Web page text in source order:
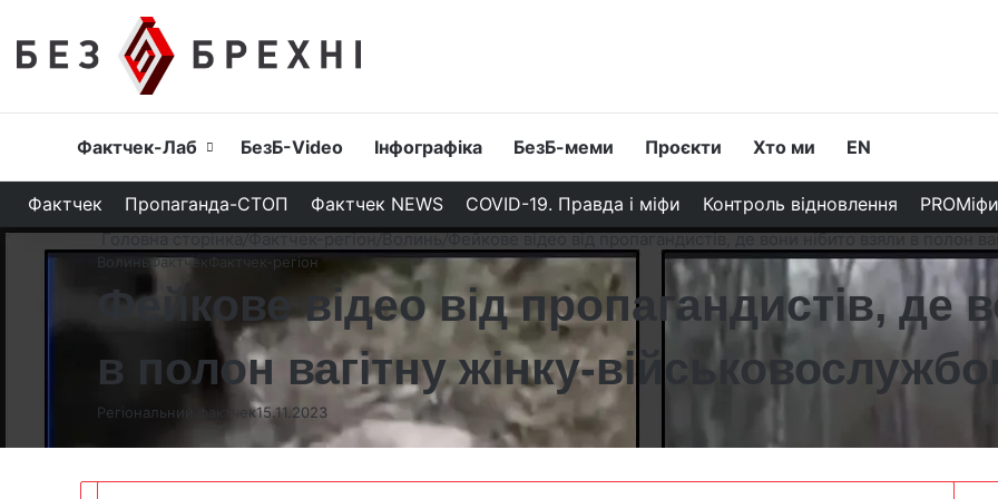
Головна
Фактчек-Лаб БезБ-Video Інфографіка БезБ-меми Проєкти Хто ми EN
Фактчек Пропаганда-СТОП Фактчек NEWS COVID-19. Правда і міфи Контроль відновлення PROМіфи
Головна сторінка/Фактчек-регіон/Волинь/Фейкове відео від пропагандистів, де вони нібито взяли в полон
ВолиньФактчекФактчек-регіон
Фейкове відео від пропагандистів, де
в полон вагітну жінку-
Регіональний фактчек15.11.2023